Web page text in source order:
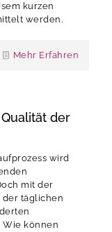
kurzen
werden.
Mehr Erfahren
der
wird
mit der
der täglichen
können